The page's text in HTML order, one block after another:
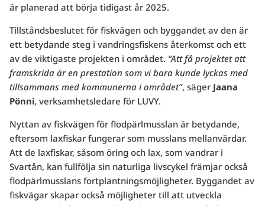
är planerad att börja tidigast år 2025.
Tillståndsbeslutet för fiskvägen och byggandet av den är
ett betydande steg i vandringsfiskens återkomst och ett
av de viktigaste projekten i området. “Att få projektet att
framskrida är en prestation som vi bara kunde lyckas med
tillsammans med kommunerna i området”, säger Jaana
Pönni, verksamhetsledare för LUVY.
Nyttan av fiskvägen för flodpärlmusslan är betydande,
eftersom laxfiskar fungerar som musslans mellanvärdar.
Att de laxfiskar, såsom öring och lax, som vandrar i
Svartån, kan fullfölja sin naturliga livscykel främjar också
flodpärlmusslans fortplantningsmöjligheter. Byggandet av
fiskvägar skapar också möjligheter till att utveckla